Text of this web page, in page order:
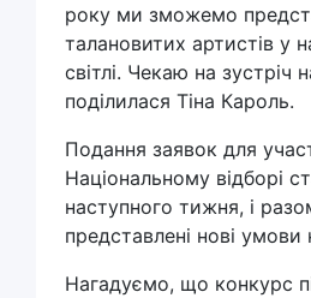
року ми зможемо
талановитих артистів у
світлі. Чекаю на зустріч
поділилася Тіна Кароль.
Подання заявок для
Національному відборі
наступного тижня, і
представлені нові умови
Нагадуємо, що конкурс